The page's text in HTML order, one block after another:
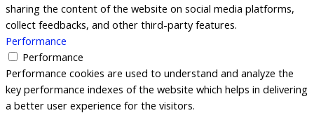
sharing the content of the website on social media platforms,
collect feedbacks, and other third-party features.
Performance
Performance
Performance cookies are used to understand and analyze the
key performance indexes of the website which helps in delivering
a better user experience for the visitors.